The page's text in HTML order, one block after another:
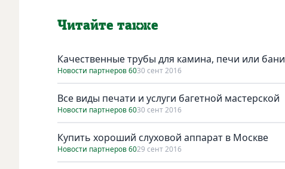
Читайте также
Качественные трубы для камина, печи или бани
Новости партнеров 6030 сент 2016
Все виды печати и услуги багетной мастерской
Новости партнеров 6030 сент 2016
Купить хороший слуховой аппарат в Москве
Новости партнеров 6029 сент 2016